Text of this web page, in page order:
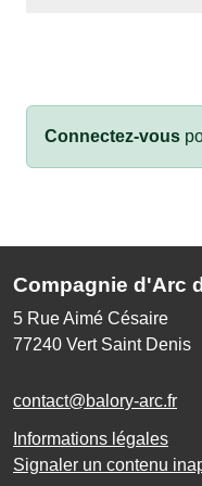
Connectez-vous
Compagnie d'Arc
5 Rue Aimé Césaire
77240 Vert Saint Denis
contact@balory-arc.fr
Informations légales
Signaler un contenu